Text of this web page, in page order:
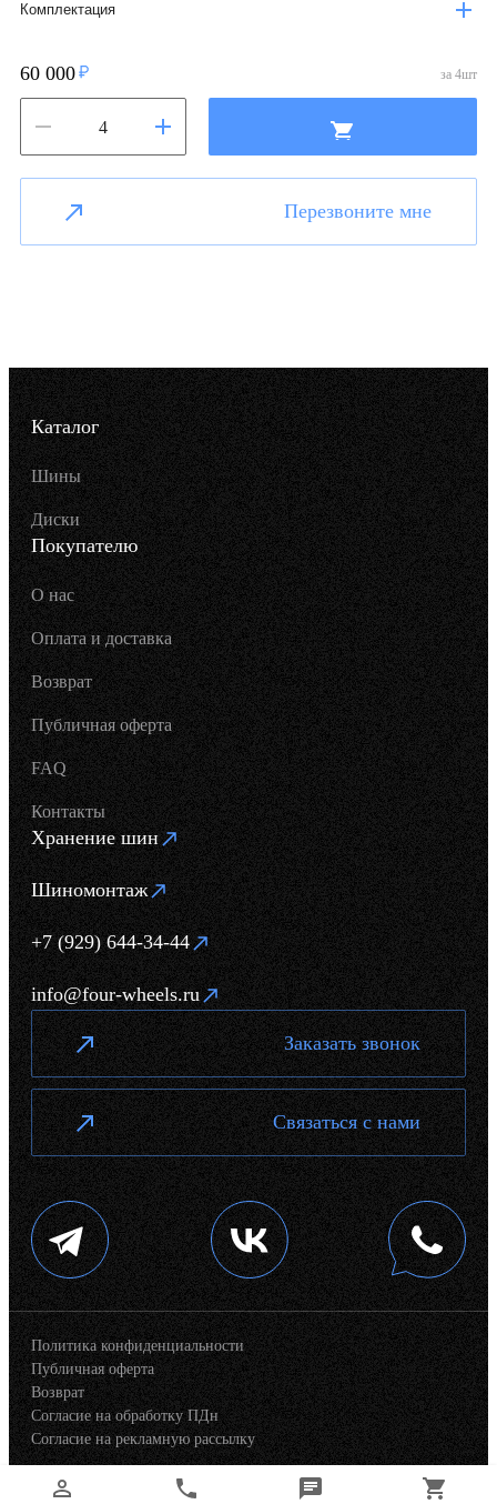
Комплектация
60 000 за 4шт
Перезвоните мне
Каталог
Шины
Диски
Покупателю
О нас
Оплата и доставка
Возврат
Публичная оферта
FAQ
Контакты
Хранение шин
Шиномонтаж
+7 (929) 644-34-44
info@four-wheels.ru
Заказать звонок
Связаться с нами
Политика конфиденциальности
Публичная оферта
Возврат
Согласие на обработку ПДн
Согласие на рекламную рассылку